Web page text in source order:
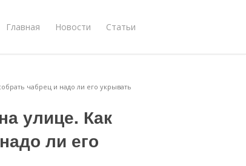
Главная Новости Статьи
чабрец и надо ли его укрывать
улице. Как
ли его